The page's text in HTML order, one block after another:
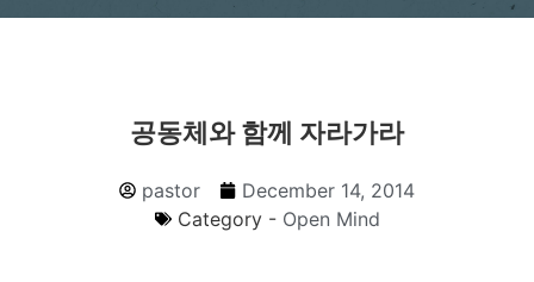
공동체와 함께 자라가라
pastor
December 14, 2014
Category - Open Mind